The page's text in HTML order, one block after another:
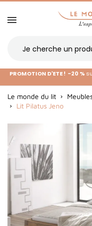
PROMOTION D'ETE ! -20 %
Le monde du lit
Lit Pilatus Jeno